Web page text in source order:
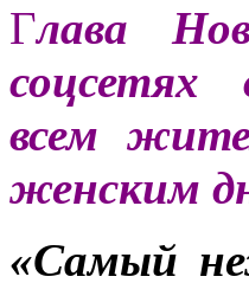
Глава
соцсетях
всем
женским
«Самый